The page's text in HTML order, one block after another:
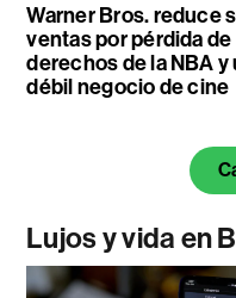
Warner Bros. reduce
ventas por pérdida de
derechos de la NBA y
débil negocio de cine
Lujos y vida en